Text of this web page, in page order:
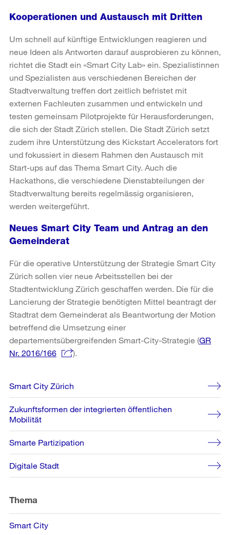
Kooperationen und Austausch mit Dritten
Um schnell auf künftige Entwicklungen reagieren und
neue Ideen als Antworten darauf ausprobieren zu können,
richtet die Stadt ein «Smart City Lab» ein. Spezialistinnen
und Spezialisten aus verschiedenen Bereichen der
Stadtverwaltung treffen dort zeitlich befristet mit
externen Fachleuten zusammen und entwickeln und
testen gemeinsam Pilotprojekte für Herausforderungen,
die sich der Stadt Zürich stellen. Die Stadt Zürich setzt
zudem ihre Unterstützung des Kickstart Accelerators fort
und fokussiert in diesem Rahmen den Austausch mit
Start-ups auf das Thema Smart City. Auch die
Hackathons, die verschiedene Dienstabteilungen der
Stadtverwaltung bereits regelmässig organisieren,
werden weitergeführt.
Neues Smart City Team und Antrag an den
Gemeinderat
Für die operative Unterstützung der Strategie Smart City
Zürich sollen vier neue Arbeitsstellen bei der
Stadtentwicklung Zürich geschaffen werden. Die für die
Lancierung der Strategie benötigten Mittel beantragt der
Stadtrat dem Gemeinderat als Beantwortung der Motion
betreffend die Umsetzung einer
departementsübergreifenden Smart-City-Strategie (GR
Nr. 2016/166
).
Weitere
Informationen
Smart City Zürich
Zukunftsformen der integrierten öffentlichen
Mobilität
Smarte Partizipation
Digitale Stadt
Thema
Smart City